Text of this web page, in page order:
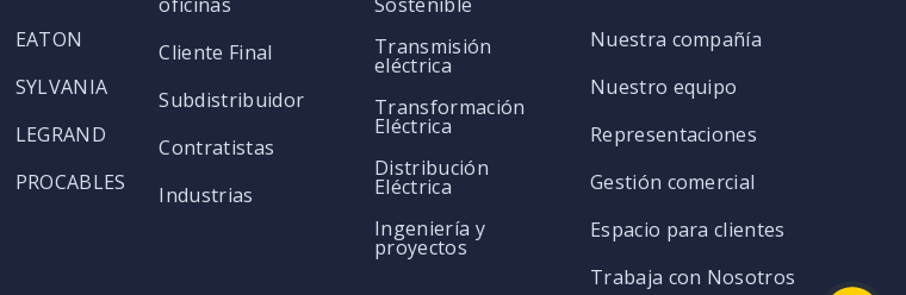
EATON
SYLVANIA
LEGRAND
PROCABLES
Cliente Final
Subdistribuidor
Contratistas
Industrias
Transmisión
eléctrica
Transformación
Eléctrica
Distribución
Eléctrica
Ingeniería y
proyectos
Nuestra compañía
Nuestro equipo
Representaciones
Gestión comercial
Espacio para clientes
Trabaja con Nosotros